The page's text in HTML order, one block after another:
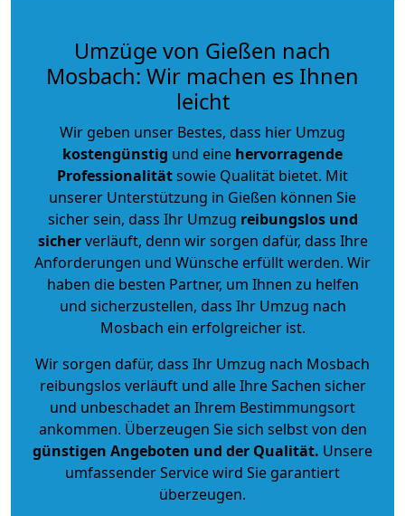
Umzüge von Gießen nach
Mosbach: Wir machen es Ihnen
leicht
Wir geben unser Bestes, dass hier Umzug
kostengünstig und eine hervorragende
Professionalitätsowie Qualität bietet. Mit
unserer Unterstützung in Gießen können Sie
sicher sein, dass Ihr Umzug reibungslos und
sicherverläuft, denn wir sorgen dafür, dass Ihre
Anforderungen und Wünsche erfüllt werden. Wir
haben die besten Partner, um Ihnen zu helfen
und sicherzustellen, dass Ihr Umzug nach
Mosbach ein erfolgreicher ist.
Wir sorgen dafür, dass Ihr Umzug nach Mosbach
reibungslos verläuft und alle Ihre Sachen sicher
und unbeschadet an Ihrem Bestimmungsort
ankommen. Überzeugen Sie sich selbst von den
günstigen Angeboten und der Qualität. Unsere
umfassender Service wird Sie garantiert
überzeugen.